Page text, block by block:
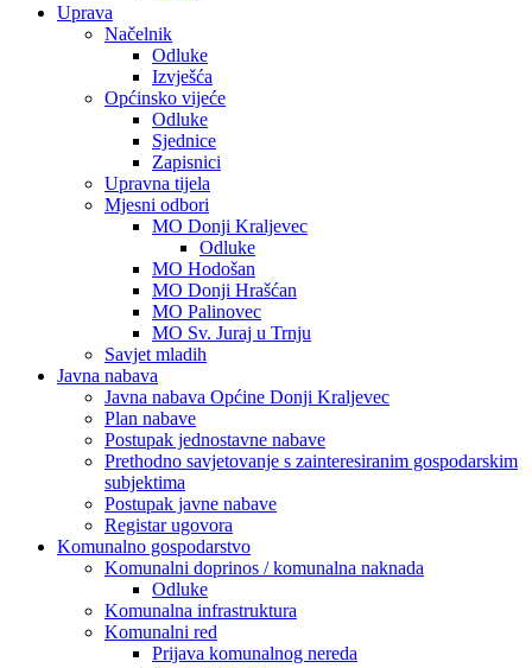
Uprava
Načelnik
Odluke
Izvješća
Općinsko vijeće
Odluke
Sjednice
Zapisnici
Upravna tijela
Mjesni odbori
MO Donji Kraljevec
Odluke
MO Hodošan
MO Donji Hrašćan
MO Palinovec
MO Sv. Juraj u Trnju
Savjet mladih
Javna nabava
Javna nabava Općine Donji Kraljevec
Plan nabave
Postupak jednostavne nabave
Prethodno savjetovanje s zainteresiranim gospodarskim
subjektima
Postupak javne nabave
Registar ugovora
Komunalno gospodarstvo
Komunalni doprinos / komunalna naknada
Odluke
Komunalna infrastruktura
Komunalni red
Prijava komunalnog nereda